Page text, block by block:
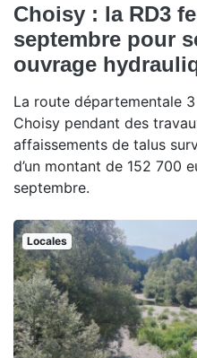
Choisy : la RD3
septembre pour
ouvrage
La route départementale
Choisy pendant des
affaissements de talus
d’un montant de 152 700
septembre.
Locales